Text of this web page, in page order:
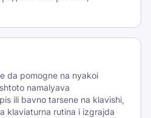
da pomogne na nyakoi
namalyava
ili bavno tarsene na klavishi,
klaviaturna rutina i izgrajda